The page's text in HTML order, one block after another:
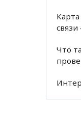
связи
Что